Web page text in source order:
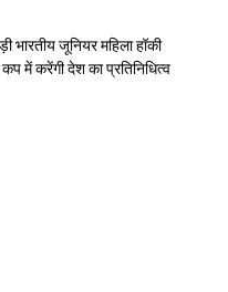
भारतीय जूनियर महिला हॉकी
में करेंगी देश का प्रतिनिधित्व